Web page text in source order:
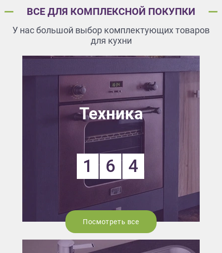
ВСЕ ДЛЯ КОМПЛЕКСНОЙ ПОКУПКИ
У нас большой выбор комплектующих товаров
для кухни
Техника
1 6 4
Посмотреть все